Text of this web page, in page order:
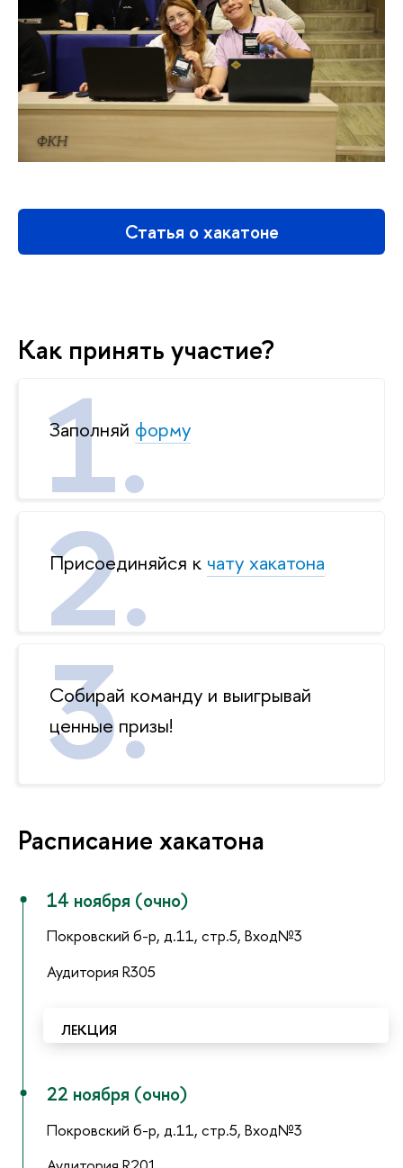
ФКН
Статья о хакатоне
Как принять участие?
Заполняй форму
Присоединяйся к чату хакатона
Собирай команду и выигрывай
ценные призы!
Расписание хакатона
14 ноября (очно)
Покровский б-р, д.11, стр.5, Вход№3
Аудитория R305
ЛЕКЦИЯ
22 ноября (очно)
Покровский б-р, д.11, стр.5, Вход№3